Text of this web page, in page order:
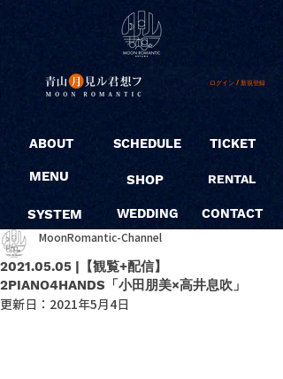
ログイン / 新規登録
ABOUT
MENU
SYSTEM
SCHEDULE
SHOP
WEDDING
TICKET
RENTAL
CONTACT
2021.05.05 |【観覧+配信】
2PIANO4HANDS「小田朋美×高井息吹」
MoonRomantic-Channel
更新日： 2021年5月4日